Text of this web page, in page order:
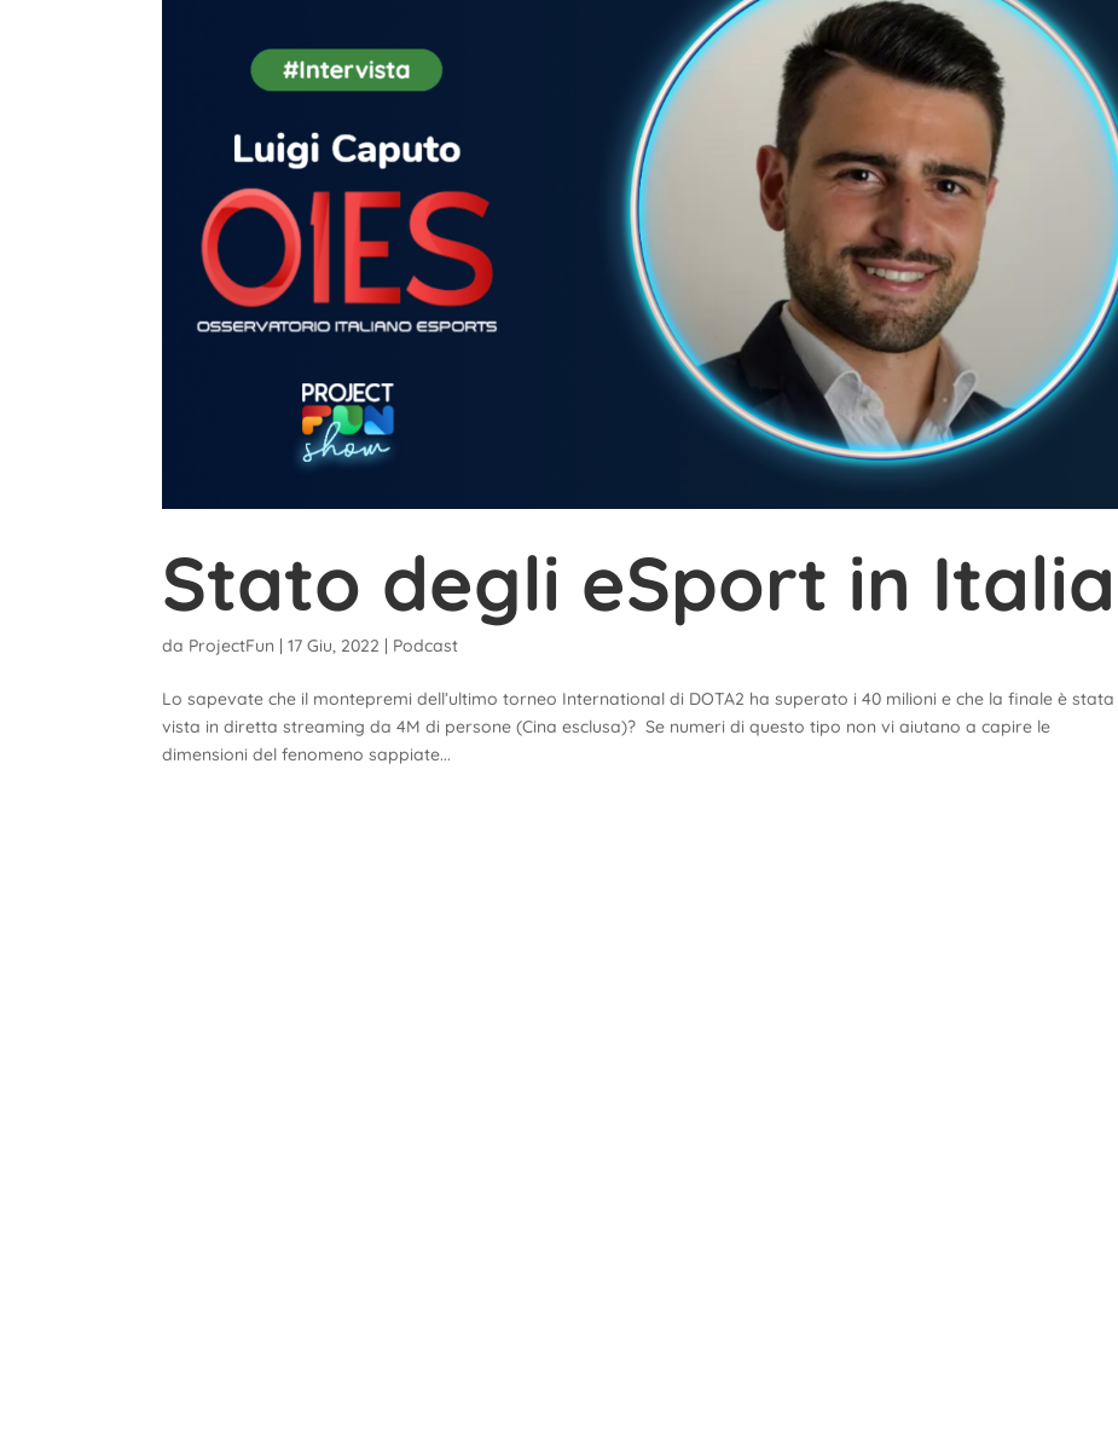
Stato degli eSport in Italia
da ProjectFun |17 Giu, 2022 | Podcast
Lo sapevate che il montepremi dell’ultimo torneo International di DOTA2 ha superato i 40 milioni e che la finale è stata
vista in diretta streaming da 4M di persone (Cina esclusa)? Se numeri di questo tipo non vi aiutano a capire le
dimensioni del fenomeno sappiate...